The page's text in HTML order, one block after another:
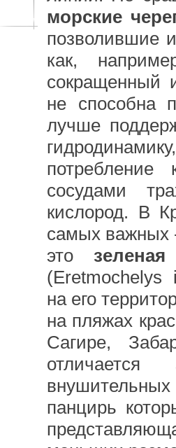
морские
позволившие
как,
сокращенный
не способна
лучше
потребление
сосудами
кислород. В
самых важных
это
(Eretmochelys
на его
на пляжах
Сагире,
панцирь